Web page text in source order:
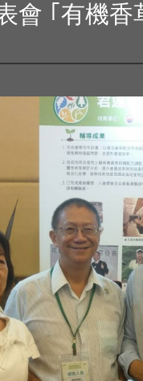
會 ｢有機香